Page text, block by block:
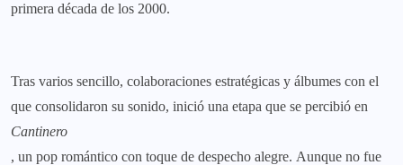
primera década de los 2000.
Tras varios sencillo, colaboraciones estratégicas y álbumes con el
que consolidaron su sonido, inició una etapa que se percibió en
Cantinero
, un pop romántico con toque de despecho alegre. Aunque no fue